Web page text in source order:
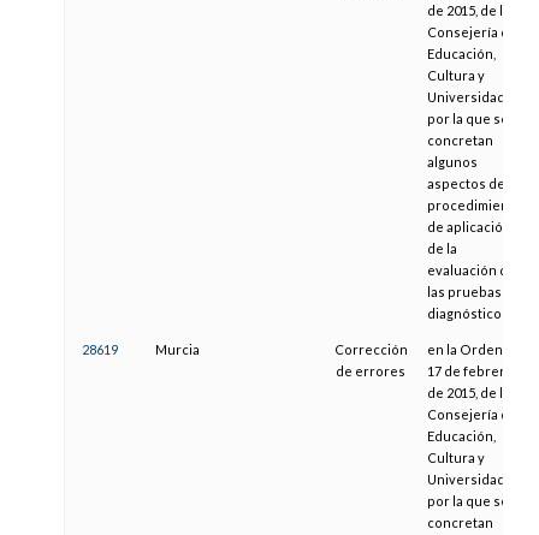
de 2015, de la
Consejería de
Educación,
Cultura y
Universidades,
por la que se
concretan
algunos
aspectos del
procedimiento
de aplicación
de la
evaluación de
las pruebas de
diagnóstico
28619 Murcia
Corrección
de errores
en la Orden de
17 de febrero
de 2015, de la
Consejería de
Educación,
Cultura y
Universidades,
por la que se
concretan